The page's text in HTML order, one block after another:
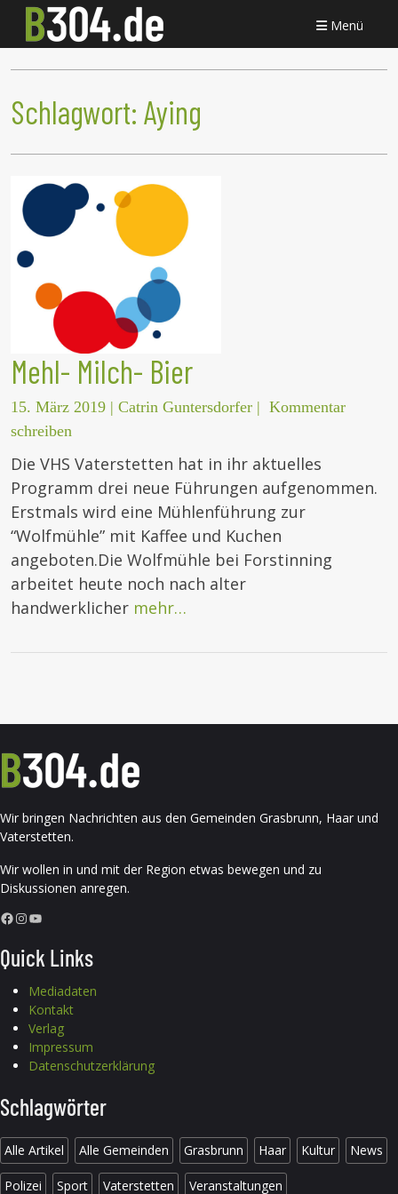
Menü
Schlagwort: Aying
Mehl- Milch- Bier
15. März 2019 | Catrin Guntersdorfer | Kommentar
schreiben
Die VHS Vaterstetten hat in ihr aktuelles
Programm drei neue Führungen aufgenommen.
Erstmals wird eine Mühlenführung zur
“Wolfmühle” mit Kaffee und Kuchen
angeboten.Die Wolfmühle bei Forstinning
arbeitet heute noch nach alter
handwerklicher mehr…
Wir bringen Nachrichten aus den Gemeinden Grasbrunn, Haar und
Vaterstetten.
Wir wollen in und mit der Region etwas bewegen und zu
Diskussionen anregen.
Facebook InstagramYouTube
Quick Links
Mediadaten
Kontakt
Verlag
Impressum
Datenschutzerklärung
Schlagwörter
Alle Artikel Alle Gemeinden Grasbrunn Haar Kultur News
Polizei Sport Vaterstetten Veranstaltungen